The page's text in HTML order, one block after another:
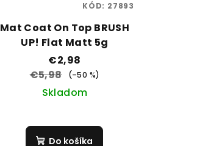
Mat Coat On Top BRUSH
UP! Flat Matt 5g
€2,98
€5,98
(–50 %)
Skladom
Do košíka
KÓD: 27893